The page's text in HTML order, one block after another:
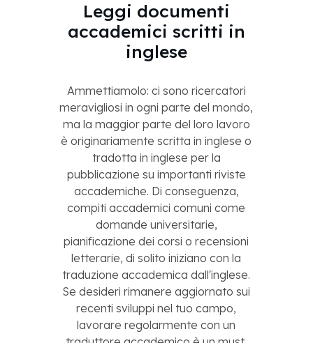
Leggi documenti
accademici scritti in
inglese
Ammettiamolo: ci sono ricercatori
meravigliosi in ogni parte del mondo,
ma la maggior parte del loro lavoro
è originariamente scritta in inglese o
tradotta in inglese per la
pubblicazione su importanti riviste
accademiche. Di conseguenza,
compiti accademici comuni come
domande universitarie,
pianificazione dei corsi o recensioni
letterarie, di solito iniziano con la
traduzione accademica dall'inglese.
Se desideri rimanere aggiornato sui
recenti sviluppi nel tuo campo,
lavorare regolarmente con un